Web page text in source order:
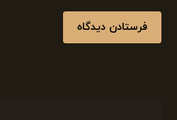
فرستادن دیدگاه